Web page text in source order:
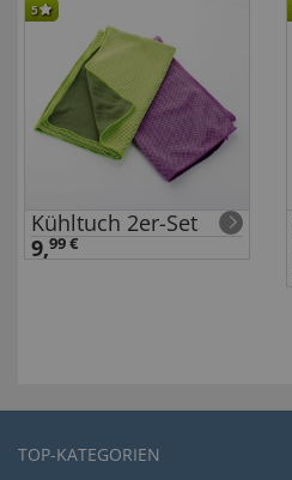
5
Kühltuch 2er-Set
9,99 €
TOP-KATEGORIEN